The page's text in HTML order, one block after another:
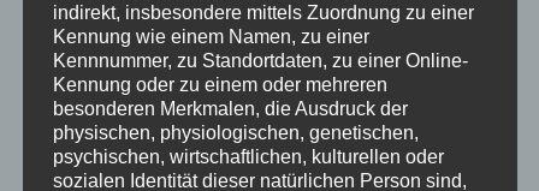
September 2021
2 Jahre
3 Jahre
21Tage Regel
indirekt, insbesondere mittels Zuordnung zu einer
Kennung wie einem Namen, zu einer
Kennnummer, zu Standortdaten, zu einer Online-
Kennung oder zu einem oder mehreren
besonderen Merkmalen, die Ausdruck der
physischen, physiologischen, genetischen,
psychischen, wirtschaftlichen, kulturellen oder
sozialen Identität dieser natürlichen Person sind,